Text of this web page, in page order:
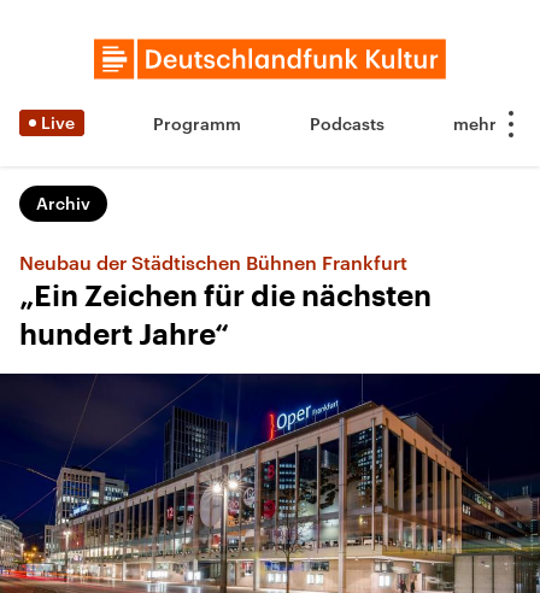
Live Programm Podcasts
Archiv
Neubau der Städtischen Bühnen Frankfurt
„Ein Zeichen für die nächsten
hundert Jahre“